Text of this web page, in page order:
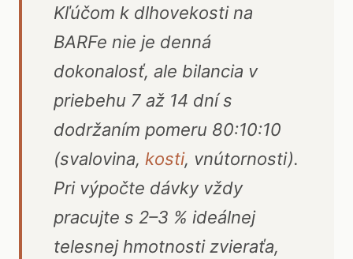
Kľúčom k dlhovekosti na
BARFe nie je denná
dokonalosť, ale bilancia v
priebehu 7 až 14 dní s
dodržaním pomeru 80:10:10
(svalovina, kosti, vnútornosti).
Pri výpočte dávky vždy
pracujte s 2–3 % ideálnej
telesnej hmotnosti zvieraťa,